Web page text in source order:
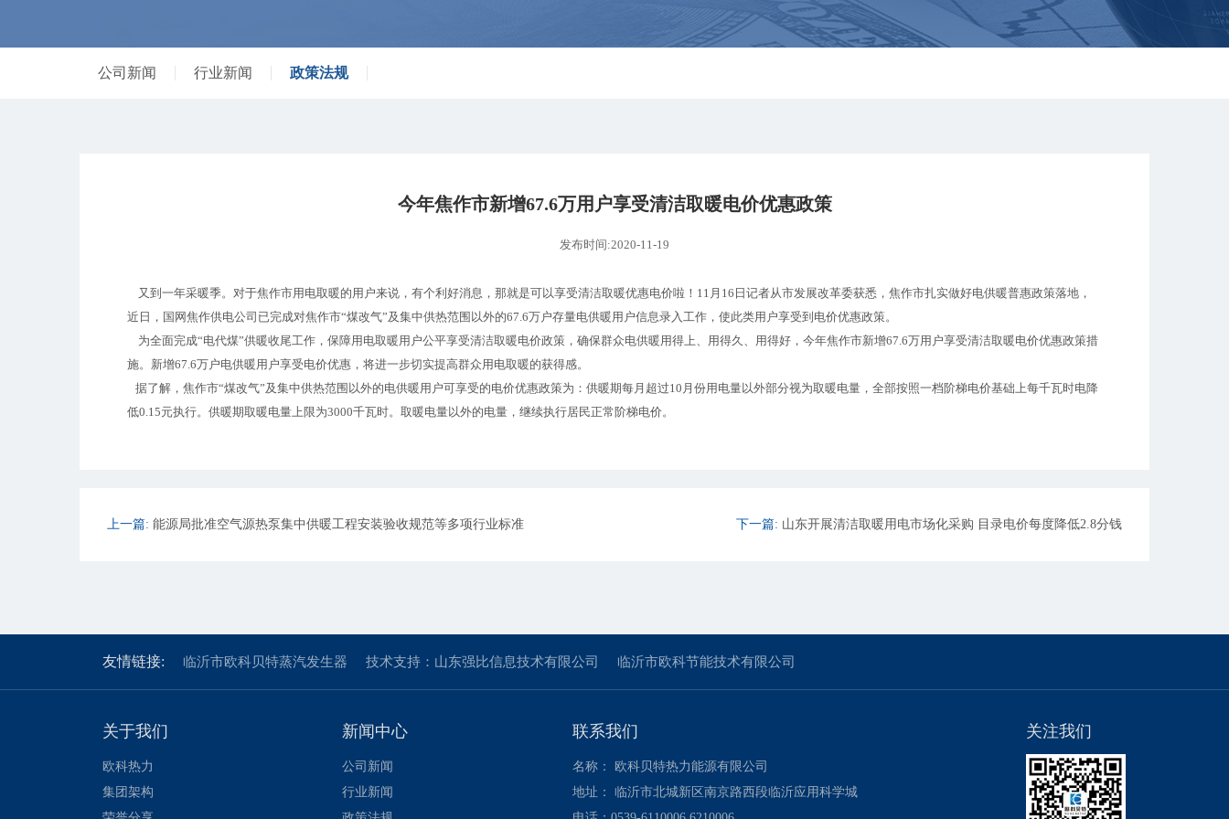
公司新闻 行业新闻 政策法规
今年焦作市新增67.6万用户享受清洁取暖电价优惠政策
发布时间:2020-11-19
又到一年采暖季。对于焦作市用电取暖的用户来说，有个利好消息，那就是可以享受清洁取暖优惠电价啦！11月16日记者从市发展改革委获悉，焦作市扎实做好电供暖普惠政策落地，
近日，国网焦作供电公司已完成对焦作市“煤改气”及集中供热范围以外的67.6万户存量电供暖用户信息录入工作，使此类用户享受到电价优惠政策。
为全面完成“电代煤”供暖收尾工作，保障用电取暖用户公平享受清洁取暖电价政策，确保群众电供暖用得上、用得久、用得好，今年焦作市新增67.6万用户享受清洁取暖电价优惠政策措
施。新增67.6万户电供暖用户享受电价优惠，将进一步切实提高群众用电取暖的获得感。
据了解，焦作市“煤改气”及集中供热范围以外的电供暖用户可享受的电价优惠政策为：供暖期每月超过10月份用电量以外部分视为取暖电量，全部按照一档阶梯电价基础上每千瓦时电降
低0.15元执行。供暖期取暖电量上限为3000千瓦时。取暖电量以外的电量，继续执行居民正常阶梯电价。
上一篇: 能源局批准空气源热泵集中供暖工程安装验收规范等多项行业标准 下一篇: 山东开展清洁取暖用电市场化采购 目录电价每度降低2.8分钱
友情链接: 临沂市欧科贝特蒸汽发生器 技术支持：山东强比信息技术有限公司 临沂市欧科节能技术有限公司
关于我们
欧科热力
集团架构
新闻中心
公司新闻
行业新闻
联系我们
名称： 欧科贝特热力能源有限公司
地址： 临沂市北城新区南京路西段临沂应用科学城
关注我们